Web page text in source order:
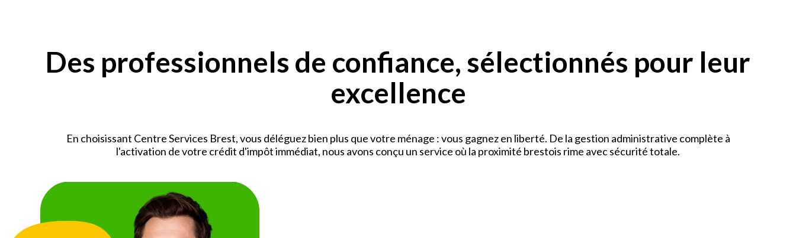
Des professionnels de confiance, sélectionnés pour leur
excellence
En choisissant Centre Services Brest, vous déléguez bien plus que votre ménage : vous gagnez en liberté. De la gestion administrative complète à
l'activation de votre crédit d'impôt immédiat, nous avons conçu un service où la proximité brestois rime avec sécurité totale.